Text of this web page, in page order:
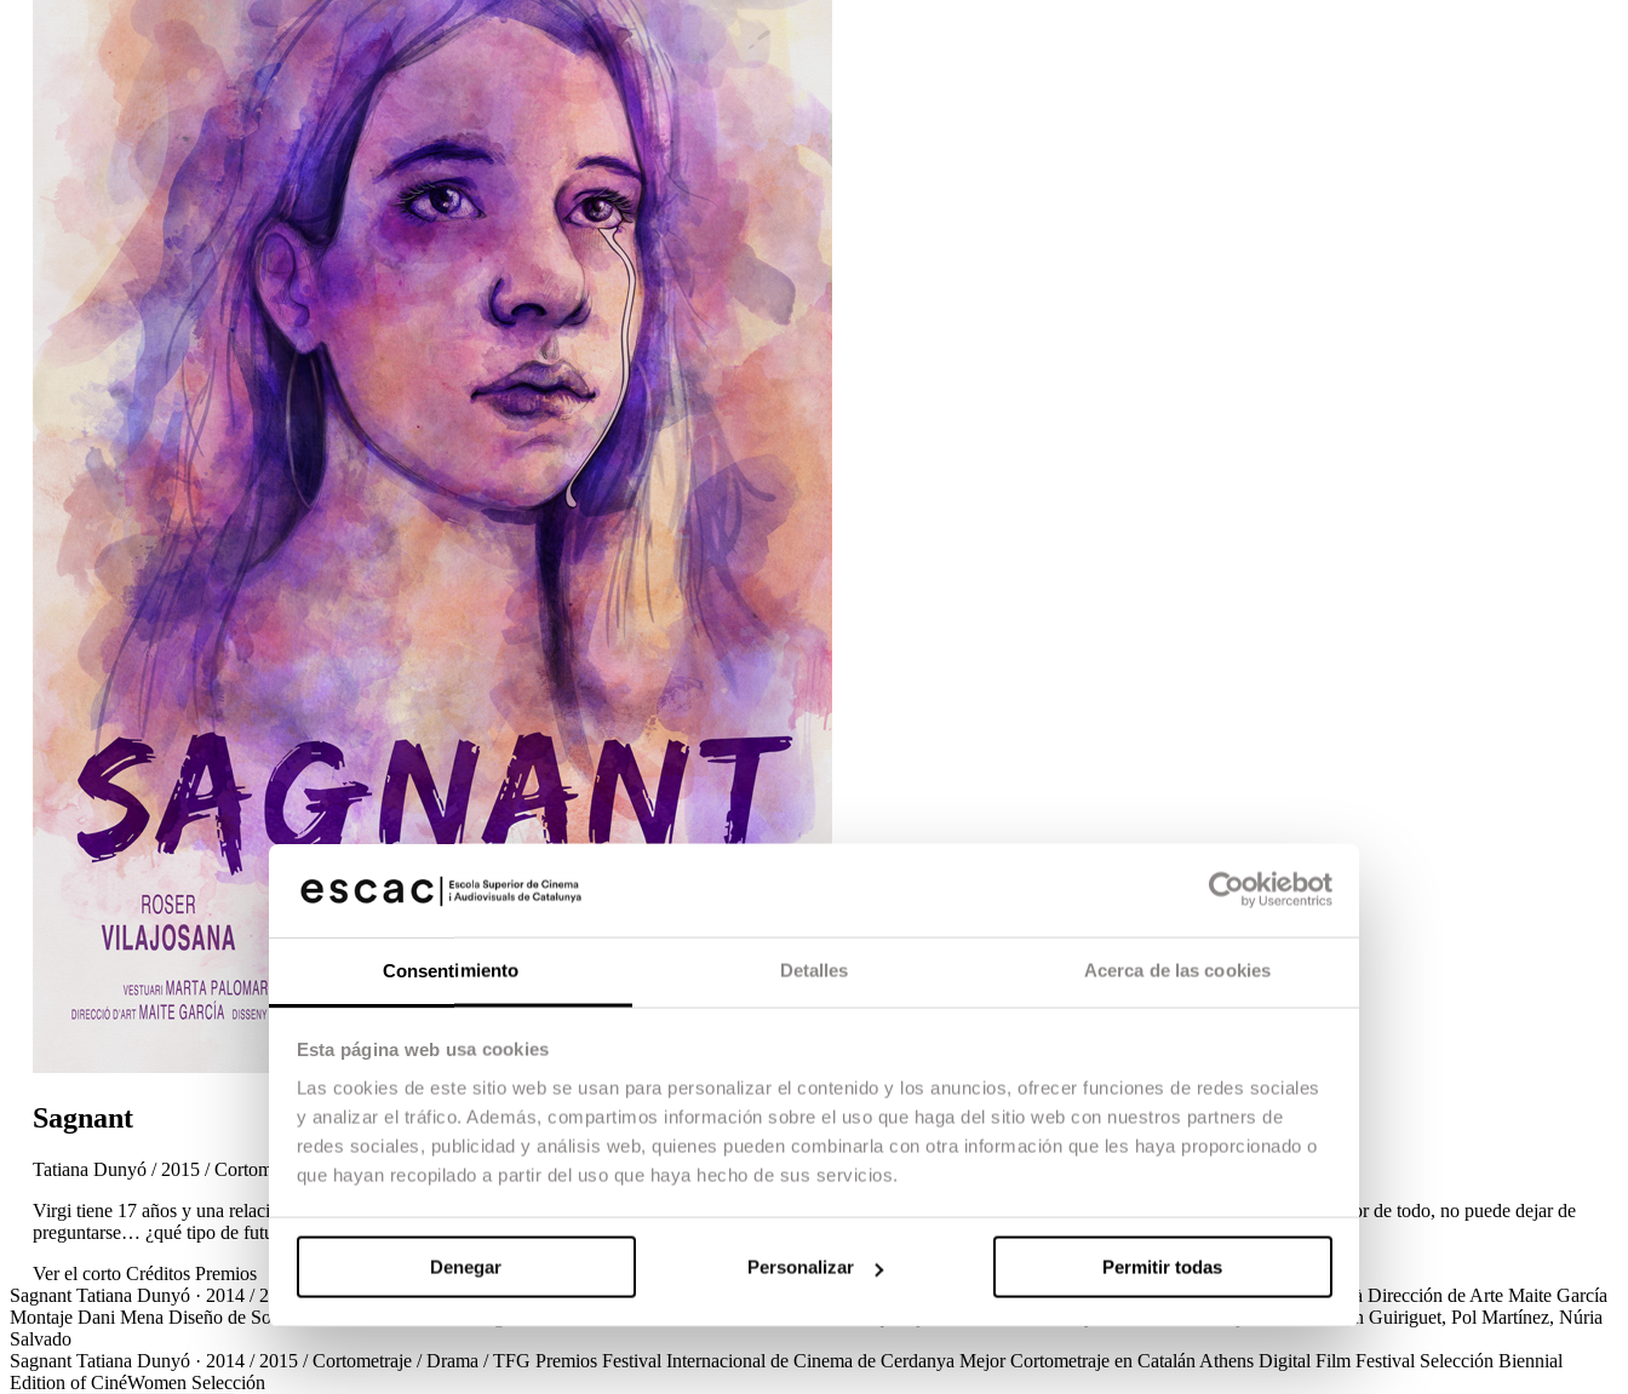
Consentimiento Detalles Acerca de las cookies
Esta página web usa cookies
Las cookies de este sitio web se usan para personalizar el contenido y los anuncios, ofrecer funciones de redes sociales
y analizar el tráfico. Además, compartimos información sobre el uso que haga del sitio web con nuestros partners de
redes sociales, publicidad y análisis web, quienes pueden combinarla con otra información que les haya proporcionado o
que hayan recopilado a partir del uso que haya hecho de sus servicios.
Denegar Personalizar Permitir todas
Sagnant
Tatiana Dunyó / 2015 / Cortometraje / Drama / TFG
Virgi tiene 17 años y una relación con su profesor de Arte, Luc. Acostumbrada a juntarse con chicos y comportarse como uno de ellos, no sabe gestionar la situación. Y, lo peor de todo, no puede dejar de
preguntarse… ¿qué tipo de futuro puede tener un amor así?
Ver el corto Créditos Premios
Sagnant Tatiana Dunyó · 2014 / 2015 / Cortometraje / Drama / TFGCréditos Guion Judit Cortina Dirección de FotografíaVíctor Català Dirección de Arte Maite García
Montaje Dani Mena Diseño de Sonido
Roser Vilajosana, Christian Guiriguet, Pol Martínez, Núria
Salvado
Sagnant Tatiana Dunyó · 2014 / 2015 / Cortometraje / Drama / TFG Premios Festival Internacional de Cinema de Cerdanya Mejor Cortometraje en Catalán Athens Digital Film Festival Selección Biennial
Edition of CinéWomen Selección